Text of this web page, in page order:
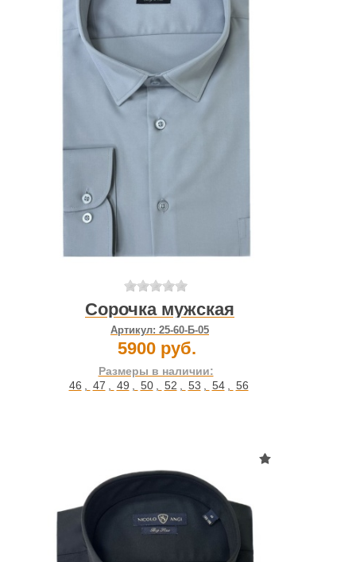
Сорочка мужская
Артикул: 25-60-Б-05
5900 руб.
Размеры в наличии:
46 , 47 , 49 , 50 , 52 , 53 , 54 , 56